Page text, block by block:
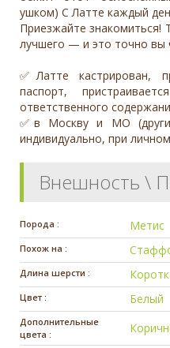
ушком) С Латте каждый
Приезжайте знакомиться!
лучшего — и это точно
✅Латте кастрирован,
паспорт,
ответственного
✅в Москву и МО
индивидуально, при
Внешность \
Порода : Метис
Похож на :
Длина шерсти :
Цвет : Белый
Дополнительные
цвета :